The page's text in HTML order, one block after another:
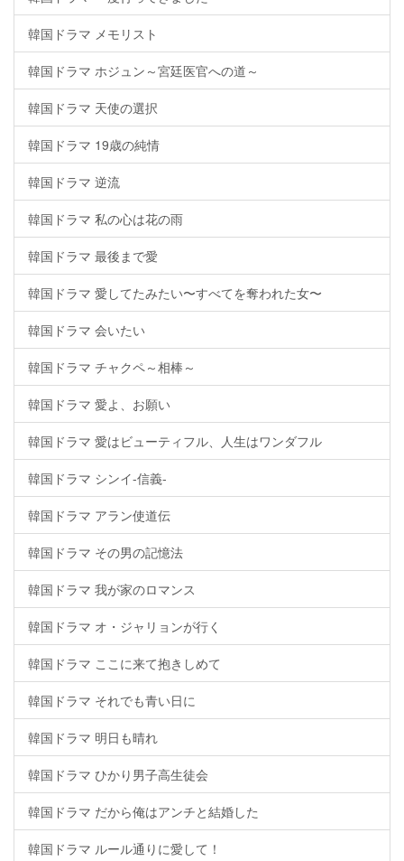
韓国ドラマ メモリスト
韓国ドラマ ホジュン～宮廷医官への道～
韓国ドラマ 天使の選択
韓国ドラマ 19歳の純情
韓国ドラマ 逆流
韓国ドラマ 私の心は花の雨
韓国ドラマ 最後まで愛
韓国ドラマ 愛してたみたい〜すべてを奪われた女〜
韓国ドラマ 会いたい
韓国ドラマ チャクペ～相棒～
韓国ドラマ 愛よ、お願い
韓国ドラマ 愛はビューティフル、人生はワンダフル
韓国ドラマ シンイ-信義-
韓国ドラマ アラン使道伝
韓国ドラマ その男の記憶法
韓国ドラマ 我が家のロマンス
韓国ドラマ オ・ジャリョンが行く
韓国ドラマ ここに来て抱きしめて
韓国ドラマ それでも青い日に
韓国ドラマ 明日も晴れ
韓国ドラマ ひかり男子高生徒会
韓国ドラマ だから俺はアンチと結婚した
韓国ドラマ ルール通りに愛して！